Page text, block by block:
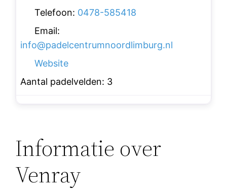
Telefoon: 0478-585418
Email:
info@padelcentrumnoordlimburg.nl
Website
Aantal padelvelden: 3
Informatie over
Venray